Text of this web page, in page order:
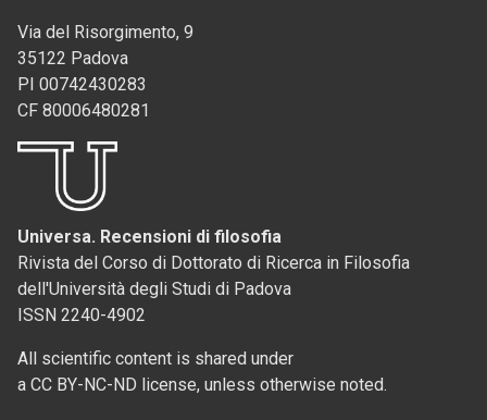
Via del Risorgimento, 9
35122 Padova
PI 00742430283
CF 80006480281
Universa. Recensioni di filosofia
Rivista del Corso di Dottorato di Ricerca in Filosofia
dell'Università degli Studi di Padova
ISSN 2240-4902
All scientific content is shared under
a CC BY-NC-ND license, unless otherwise noted.